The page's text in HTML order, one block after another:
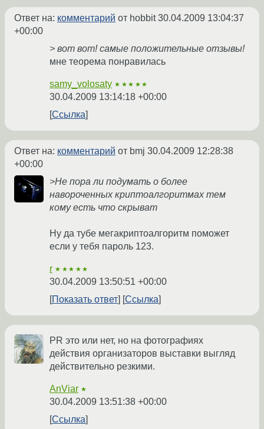
Ответ на: комментарий от hobbit30.04.2009 13:04:37
+00:00
> вот вот! самые положительные отзывы!
мне теорема понравилась
samy_volosaty ★★★★★
30.04.2009 13:14:18 +00:00
Ссылка
Ответ на: комментарий от bmj 30.04.2009 12:28:38
+00:00
>Не пора ли подумать о более
навороченных криптоалгоритмах тем
кому есть что скрыват
Ну да тубе мегакриптоалгоритм поможет
если у тебя пароль 123.
r ★★★★★
30.04.2009 13:50:51 +00:00
Показать ответ
Ссылка
PR это или нет, но на фотографиях
действия организаторов выставки выгляд
действительно резкими.
AnViar ★
30.04.2009 13:51:38 +00:00
Ссылка